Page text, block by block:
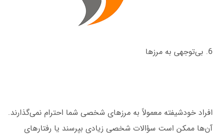
6. بی‌توجهی به مرزها
افراد خودشیفته معمولاً به مرزهای شخصی شما احترام نمی‌گذارند.
آن‌ها ممکن است سؤالات شخصی زیادی بپرسند یا رفتارهای